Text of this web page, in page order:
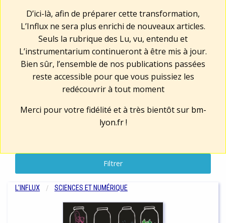
D’ici-là, afin de préparer cette transformation,
L’Influx ne sera plus enrichi de nouveaux articles.
Seuls la rubrique des Lu, vu, entendu et
L’instrumentarium continueront à être mis à jour.
Bien sûr, l’ensemble de nos publications passées
reste accessible pour que vous puissiez les
redécouvrir à tout moment
Merci pour votre fidélité et à très bientôt sur bm-
lyon.fr!
Filtrer
L'INFLUX SCIENCES ET NUMÉRIQUE